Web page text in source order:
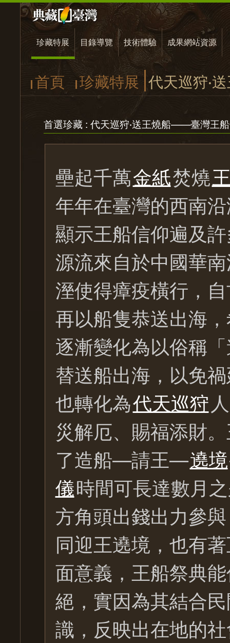
珍藏特展 目錄導覽 技術體驗 成果網站資源
首頁 珍藏特展 代天巡狩‧
首選珍藏 : 代天巡狩‧送王燒船——臺灣王
壘起千萬金紙焚燒
年年在臺灣的西南
顯示王船信仰遍及
源流來自於中國華
溼使得瘴疫橫行，
再以船隻恭送出海
逐漸變化為以俗稱
替送船出海，以免
也轉化為代天巡狩
災解厄、賜福添財
了造船—請王—遶境
儀時間可長達數月
方角頭出錢出力參
同迎王遶境，也有
面意義，王船祭典
絕，實因為其結合
識，反映出在地的